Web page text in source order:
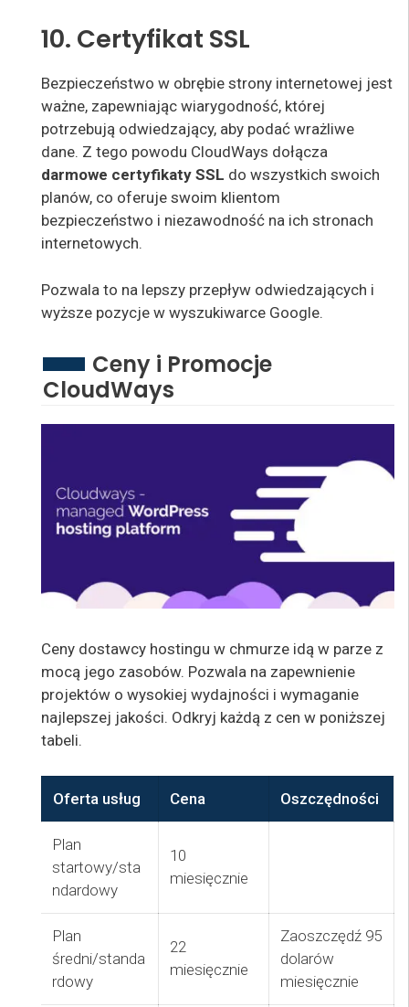
10. Certyfikat SSL
Bezpieczeństwo w obrębie strony internetowej jest
ważne, zapewniając wiarygodność, której
potrzebują odwiedzający, aby podać wrażliwe
dane. Z tego powodu CloudWays dołącza
darmowe certyfikaty SSL do wszystkich swoich
planów, co oferuje swoim klientom
bezpieczeństwo i niezawodność na ich stronach
internetowych.
Pozwala to na lepszy przepływ odwiedzających i
wyższe pozycje w wyszukiwarce Google.
Ceny i Promocje
CloudWays
Ceny dostawcy hostingu w chmurze idą w parze z
mocą jego zasobów. Pozwala na zapewnienie
projektów o wysokiej wydajności i wymaganie
najlepszej jakości. Odkryj każdą z cen w poniższej
tabeli.
Oferta usług Cena Oszczędności
Plan
startowy/sta
ndardowy
10
miesięcznie
Plan
średni/standa
rdowy
22
miesięcznie
Zaoszczędź 95
dolarów
miesięcznie